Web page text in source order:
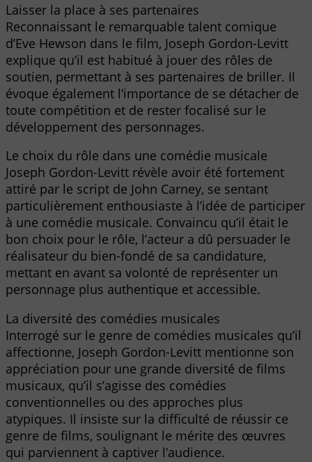
Laisser la place à ses partenaires
Reconnaissant le remarquable talent comique
d’Eve Hewson dans le film, Joseph Gordon-Levitt
explique qu’il est habitué à jouer des rôles de
soutien, permettant à ses partenaires de briller. Il
évoque également l’importance de se détacher de
toute compétition et de rester focalisé sur le
développement des personnages.
Le choix du rôle dans une comédie musicale
Joseph Gordon-Levitt révèle avoir été fortement
attiré par le script de John Carney, se sentant
particulièrement enthousiaste à l’idée de participer
à une comédie musicale. Convaincu qu’il était le
bon choix pour le rôle, l’acteur a dû persuader le
réalisateur du bien-fondé de sa candidature,
mettant en avant sa volonté de représenter un
personnage plus authentique et accessible.
La diversité des comédies musicales
Interrogé sur le genre de comédies musicales qu’il
affectionne, Joseph Gordon-Levitt mentionne son
appréciation pour une grande diversité de films
musicaux, qu’il s’agisse des comédies
conventionnelles ou des approches plus
atypiques. Il insiste sur la difficulté de réussir ce
genre de films, soulignant le mérite des œuvres
qui parviennent à captiver l’audience.